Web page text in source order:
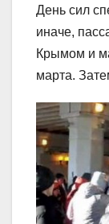
День сил
иначе,
Крымом и
марта.